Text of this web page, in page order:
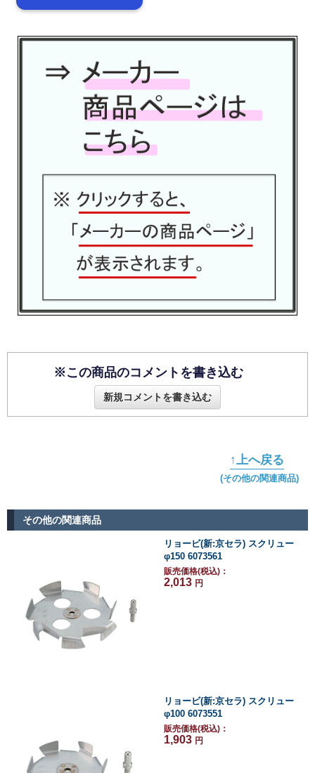
※この商品のコメントを書き込む
新規コメントを書き込む
↑上へ戻る
(その他の関連商品)
その他の関連商品
リョービ(新:京セラ) スクリュー
φ150 6073561
販売価格(税込)：
2,013 円
リョービ(新:京セラ) スクリュー
φ100 6073551
販売価格(税込)：
1,903 円